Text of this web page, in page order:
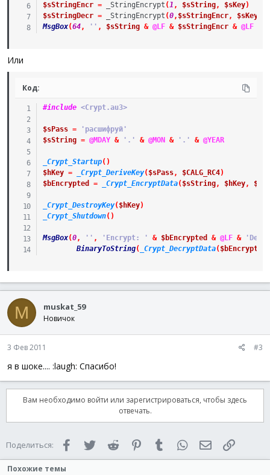
$sStringEncr = _StringEncrypt (1 , $sString, $sKey)
$sStringDecr = _StringEncrypt (0, $sStringEncr, $sKey
MsgBox(64, '' , $sString & @LF & $sStringEncr & @LF
Или
Код:
#include <Crypt.au3>
$sPass =
'расшифруй'
$sString = @MDAY & '.' & @MON & '.' & @YEAR
_Crypt_Startup( )
$hKey = _Crypt_DeriveKey( $sPass, $CALG_RC4)
$bEncrypted
= _Crypt_EncryptData( $sString, $hKey,
_Crypt_DestroyKey( $hKey)
_Crypt_Shutdown( )
MsgBox(0, '' , 'Encrypt: ' & $bEncrypted & @LF &
BinaryToString( _Crypt_DecryptData( $bEncrypted
M muskat_59
Новичок
3 Фев 2011 #3
я в шоке.... :laugh: Спасибо!
Вам необходимо войти или зарегистрироваться, чтобы здесь
отвечать.
Поделиться: FacebookTwitter Reddit PinterestTumblr WhatsAppЭлектронная
Похожие темы